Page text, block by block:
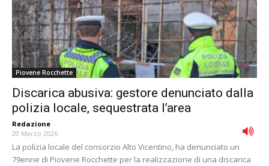
Piovene Rocchette
Discarica abusiva: gestore denunciato dalla
polizia locale, sequestrata l’area
Redazione -
20 Marzo 2026
La polizia locale del consorzio Alto Vicentino, ha denunciato un
79enne di Piovene Rocchette per la realizzazione di una discarica